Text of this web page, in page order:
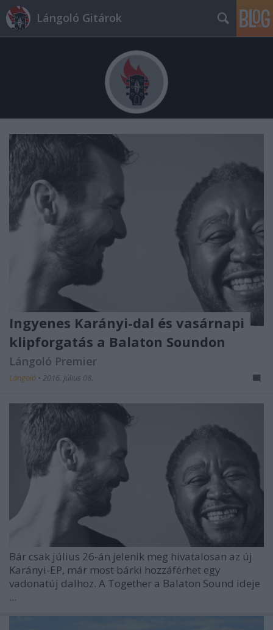
Lángoló Gitárok
Ingyenes Karányi-dal és vasárnapi
klipforgatás a Balaton Soundon
Lángoló Premier
Lángoló • 2016. július 08.
Bár csak július 26-án jelenik meg hivatalosan az új
Karányi-EP, már most bárki hozzáférhet egy
vadonatúj dalhoz. A Together a Balaton Sound ideje
...